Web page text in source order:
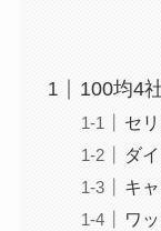
100均4
セ
ダ
キ
ワ